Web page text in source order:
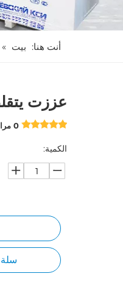
أنت هنا: بيت »
عززت
0 مراجعات
الكمية:
سلة